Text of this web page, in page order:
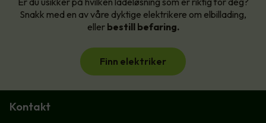
Snakk med en av våre dyktige elektrikere om elbillading,
eller bestill befaring.
Finn elektriker
Kontakt